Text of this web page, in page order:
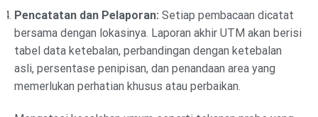
Pencatatan dan Pelaporan: Setiap pembacaan dicatat
bersama dengan lokasinya. Laporan akhir UTM akan berisi
tabel data ketebalan, perbandingan dengan ketebalan
asli, persentase penipisan, dan penandaan area yang
memerlukan perhatian khusus atau perbaikan.